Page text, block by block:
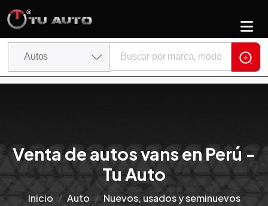
Venta de autos vans en Perú -
Tu Auto
Inicio Auto Nuevos, usados y seminuevos